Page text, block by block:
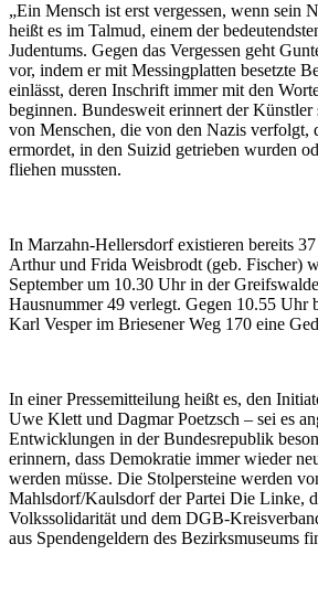
„Ein Mensch ist erst vergessen, wenn sein
heißt es im Talmud, einem der
Judentums. Gegen das Vergessen geht
vor, indem er mit Messingplatten besetzte
einlässt, deren Inschrift immer mit den
beginnen. Bundesweit erinnert der Künstler
von Menschen, die von den Nazis verfolgt,
ermordet, in den Suizid getrieben wurden
fliehen mussten.
In Marzahn-Hellersdorf existieren bereits
Arthur und Frida Weisbrodt (geb. Fischer)
September um 10.30 Uhr in der
Hausnummer 49 verlegt. Gegen 10.55 Uhr
Karl Vesper im Briesener Weg 170 eine
In einer Pressemitteilung heißt es, den
Uwe Klett und Dagmar Poetzsch – sei es
Entwicklungen in der Bundesrepublik
erinnern, dass Demokratie immer wieder
werden müsse. Die Stolpersteine werden
Mahlsdorf/Kaulsdorf der Partei Die Linke,
Volkssolidarität und dem DGB-
aus Spendengeldern des Bezirksmuseums